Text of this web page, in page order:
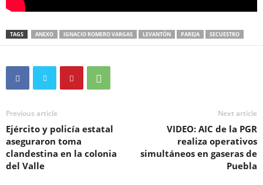
TAGS ANEXO IGNACIO ROMERO VARGAS LEVANTÓN PAREJA SECUESTRO
Previous article
Ejército y policía estatal
aseguraron toma
clandestina en la colonia
del Valle
Next article
VIDEO: AIC de la PGR
realiza operativos
simultáneos en gaseras de
Puebla